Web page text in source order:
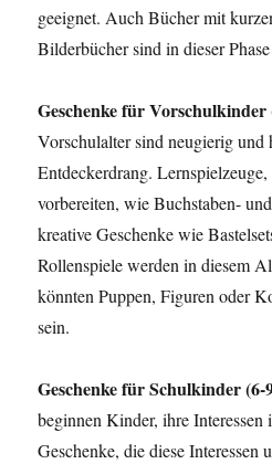
geeignet. Auch Bücher mit
Bilderbücher sind in dieser
Geschenke für Vorschulkinder
Vorschulalter sind neugierig und
Entdeckerdrang.
vorbereiten, wie Buchstaben-
kreative Geschenke wie
Rollenspiele werden in diesem
könnten Puppen, Figuren oder
sein.
Geschenke für Schulkinder (6-
beginnen Kinder, ihre Interessen
Geschenke, die diese Interessen